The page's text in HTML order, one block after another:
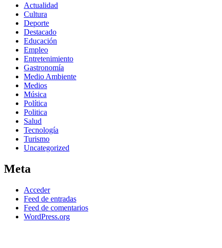
Actualidad
Cultura
Deporte
Destacado
Educación
Empleo
Entretenimiento
Gastronomía
Medio Ambiente
Medios
Música
Política
Politica
Salud
Tecnología
Turismo
Uncategorized
Meta
Acceder
Feed de entradas
Feed de comentarios
WordPress.org